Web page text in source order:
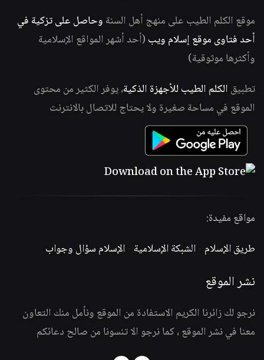
موقع الكلم الطيب على منهج أهل السنة وحاصل على تزكية في
أحد فتاوى موقع إسلام ويب (أحد أشهر المواقع الإسلامية
وأكثرها موثوقية)
تطبيق الكلم الطيب للأجهزة الذكية، يوفر الكثير من محتوى
الموقع في مساحة صغيرة ولا يحتاج للاتصال بالانترنت
مواقع مفيدة:
طريق الإسلام -الشبكة الإسلامية -الإسلام سؤال وجواب
نشر الموقع
نرجو لك زائرنا الكريم الاستفادة من الموقع ونأمل منك التعاون
معنا في نشر الموقع ، كما نرجو الا تنسونا من صالح دعائكم